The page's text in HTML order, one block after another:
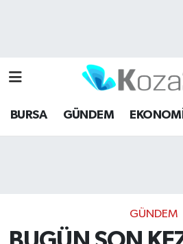
BURSA GÜNDEM EKONOMİ
GÜNDEM
Bursa Hava Durumu
Bursa Namaz Vakitleri
Tüm Manşetler